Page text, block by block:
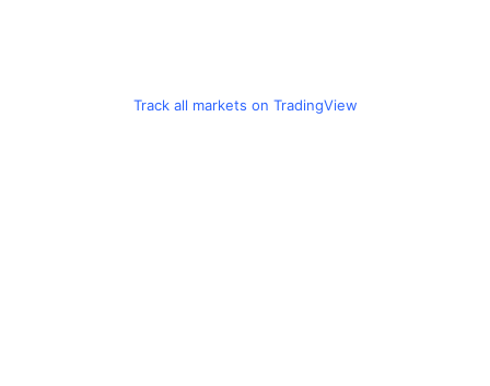
Track all markets on TradingView